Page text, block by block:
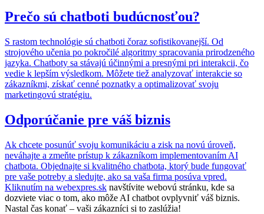
Prečo sú chatboti budúcnosťou?
S rastom technológie sú chatboti čoraz sofistikovanejší. Od
strojového učenia po pokročilé algoritmy spracovania prirodzeného
jazyka. Chatboty sa stávajú účinnými a presnými pri interakcii, čo
vedie k lepším výsledkom. Môžete tiež analyzovať interakcie so
zákazníkmi, získať cenné poznatky a optimalizovať svoju
marketingovú stratégiu.
Odporúčanie pre váš biznis
Ak chcete posunúť svoju komunikáciu a zisk na novú úroveň,
neváhajte a zmeňte prístup k zákazníkom implementovaním AI
chatbota. Objednajte si kvalitného chatbota, ktorý bude fungovať
pre vaše potreby a sledujte, ako sa vaša firma posúva vpred.
Kliknutím na webexpres.sk navštívite webovú stránku, kde sa
dozviete viac o tom, ako môže AI chatbot ovplyvniť váš biznis.
Nastal čas konať – vaši zákazníci si to zaslúžia!